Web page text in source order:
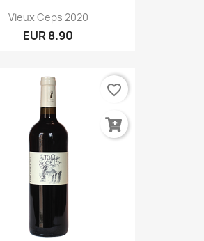
Vieux Ceps 2020
EUR 8.90
favorite_border